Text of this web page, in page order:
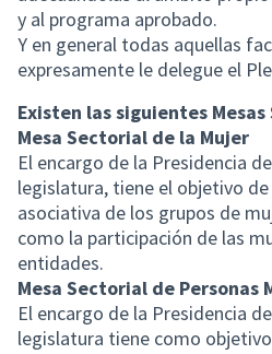
y al programa aprobado.
Y en general todas aquellas
expresamente le delegue el
Existen las siguientes
Mesa Sectorial de la Mujer
El encargo de la Presidencia
legislatura, tiene el objetivo
asociativa de los grupos de
como la participación de las
entidades.
Mesa Sectorial de Personas
El encargo de la Presidencia
legislatura tiene como